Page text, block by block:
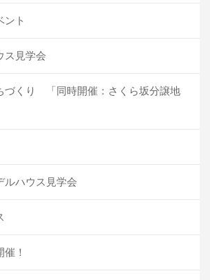
ント
ス見学会
づくり 「同時開催：さくら坂分譲地
ルハウス見学会
！